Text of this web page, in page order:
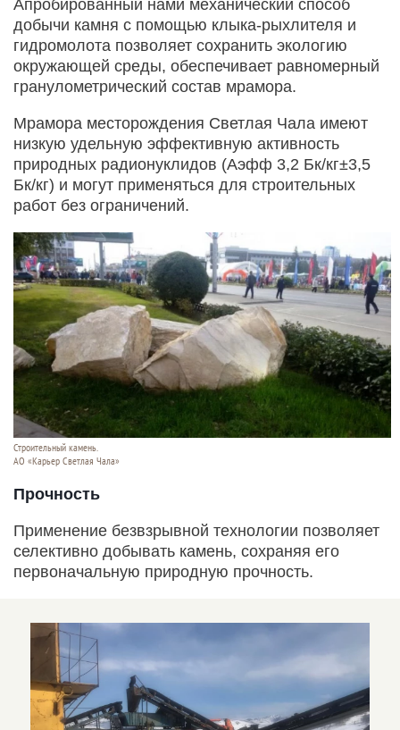
Апробированный нами механический способ
добычи камня с помощью клыка-рыхлителя и
гидромолота позволяет сохранить экологию
окружающей среды, обеспечивает равномерный
гранулометрический состав мрамора.
Мрамора месторождения Светлая Чала имеют
низкую удельную эффективную активность
природных радионуклидов (Аэфф 3,2 Бк/кг±3,5
Бк/кг) и могут применяться для строительных
работ без ограничений.
Строительный камень.
АО «Карьер Светлая Чала»
Прочность
Применение безвзрывной технологии позволяет
селективно добывать камень, сохраняя его
первоначальную природную прочность.